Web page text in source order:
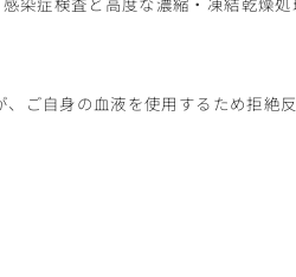
ご自身の血液を使用するため拒絶